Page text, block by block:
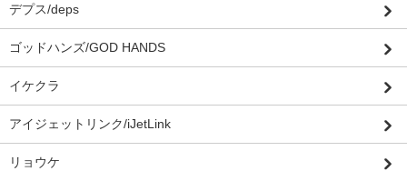
デプス/deps
ゴッドハンズ/GOD HANDS
イケクラ
アイジェットリンク/iJetLink
リョウケ